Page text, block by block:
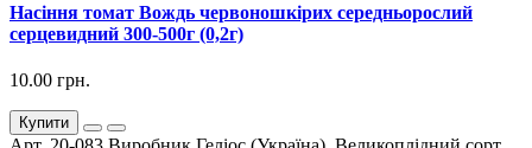
Насіння томат Вождь червоношкірих середньорослий
серцевидний 300-500г (0,2г)
10.00 грн.
Купити